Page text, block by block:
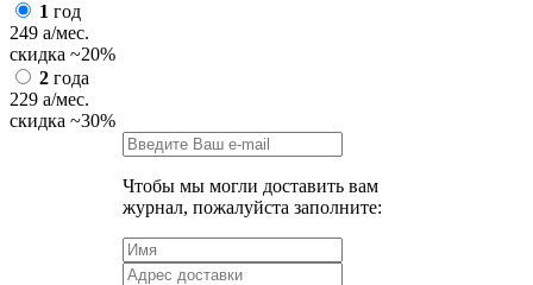
1 год
249 a/мес.
скидка ~20%
2 года
229 a/мес.
скидка ~30%
Чтобы мы могли доставить вам
журнал, пожалуйста заполните: